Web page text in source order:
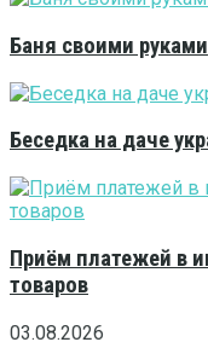
Баня своими руками
Беседка на даче
Приём платежей в
товаров
03.08.2026